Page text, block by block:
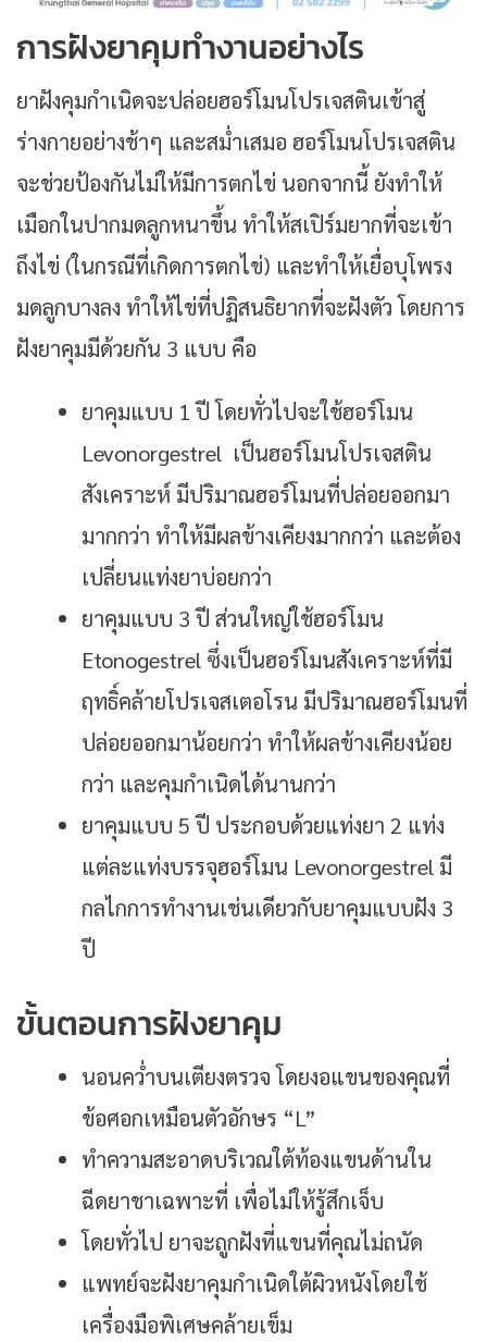
การฝังยาคุมทำงานอย่างไร
ยาฝังคุมกำเนิดจะปล่อยฮอร์โมนโปรเจสตินเข้าสู่
ร่างกายอย่างช้าๆ และสม่ำเสมอ ฮอร์โมนโปรเจสติน
จะช่วยป้องกันไม่ให้มีการตกไข่ นอกจากนี้ ยังทำให้
เมือกในปากมดลูกหนาขึ้น ทำให้สเปิร์มยากที่จะเข้า
ถึงไข่ (ในกรณีที่เกิดการตกไข่) และทำให้เยื่อบุโพรง
มดลูกบางลง ทำให้ไข่ที่ปฏิสนธิยากที่จะฝังตัว โดยการ
ฝังยาคุมมีด้วยกัน 3 แบบ คือ
ยาคุมแบบ 1 ปี โดยทั่วไปจะใช้ฮอร์โมน
Levonorgestrel เป็นฮอร์โมนโปรเจสติน
สังเคราะห์ มีปริมาณฮอร์โมนที่ปล่อยออกมา
มากกว่า ทำให้มีผลข้างเคียงมากกว่า และต้อง
เปลี่ยนแท่งยาบ่อยกว่า
ยาคุมแบบ 3 ปี ส่วนใหญ่ใช้ฮอร์โมน
Etonogestrel ซึ่งเป็นฮอร์โมนสังเคราะห์ที่มี
ฤทธิ์คล้ายโปรเจสเตอโรน มีปริมาณฮอร์โมนที่
ปล่อยออกมาน้อยกว่า ทำให้ผลข้างเคียงน้อย
กว่า และคุมกำเนิดได้นานกว่า
ยาคุมแบบ 5 ปี ประกอบด้วยแท่งยา 2 แท่ง
แต่ละแท่งบรรจุฮอร์โมน Levonorgestrel มี
กลไกการทำงานเช่นเดียวกับยาคุมแบบฝัง 3
ปี
ขั้นตอนการฝังยาคุม
นอนคว่ำบนเตียงตรวจ โดยงอแขนของคุณที่
ข้อศอกเหมือนตัวอักษร “L”
ทำความสะอาดบริเวณใต้ท้องแขนด้านใน
ฉีดยาชาเฉพาะที่ เพื่อไม่ให้รู้สึกเจ็บ
โดยทั่วไป ยาจะถูกฝังที่แขนที่คุณไม่ถนัด
แพทย์จะฝังยาคุมกำเนิดใต้ผิวหนังโดยใช้
เครื่องมือพิเศษคล้ายเข็ม